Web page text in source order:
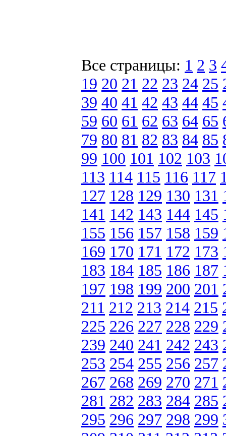
Все страницы: 1 2 3
19 20 21 22 23 24 25
39 40 41 42 43 44 45
59 60 61 62 63 64 65
79 80 81 82 83 84 85
99 100 101 102 103
113 114 115 116 117
127 128 129 130 131
141 142 143 144 145
155 156 157 158 159
169 170 171 172 173
183 184 185 186 187
197 198 199 200 201
211 212 213 214 215
225 226 227 228 229
239 240 241 242 243
253 254 255 256 257
267 268 269 270 271
281 282 283 284 285
295 296 297 298 299